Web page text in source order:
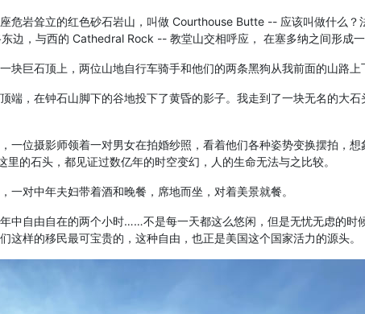
危岩耸立的红色砂石岩山，叫做 Courthouse Butte -- 应该叫做什么？
边，与西的 Cathedral Rock -- 教堂山交相呼应， 在塞多纳之间形成一
块巨石顶上，两位山地自行车骑手和他们的两条黑狗从我前面的山路上
端，在钟石山脚下的谷地投下了黄昏的影子。我走到了一块无名的大
一位摄影师领着一对男女在拍婚纱照，看着他们各种姿势变换摆拍，
的石头，都见证过数亿年的时空变幻，人的生命无法与之比较。
一对中年夫妇带着酒和晚餐，席地而坐，对着美景就餐。
中自由自在的两个小时……不是每一天都这么悠闲，但是无忧无虑的时
这样的移民最可宝贵的，这种自由，也正是美国这个国家活力的源头。